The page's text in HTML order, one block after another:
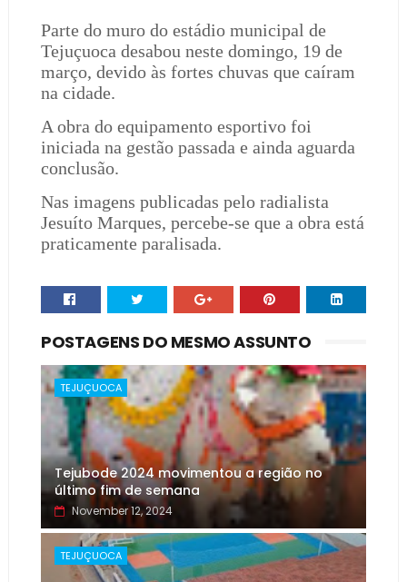
Parte do muro do estádio municipal de
Tejuçuoca desabou neste domingo, 19 de
março, devido às fortes chuvas que caíram
na cidade.
A obra do equipamento esportivo foi
iniciada na gestão passada e ainda aguarda
conclusão.
Nas imagens publicadas pelo radialista
Jesuíto Marques, percebe-se que a obra está
praticamente paralisada.
POSTAGENS DO MESMO ASSUNTO
TEJUÇUOCA
Tejubode 2024 movimentou a região no
último fim de semana
November 12, 2024
TEJUÇUOCA